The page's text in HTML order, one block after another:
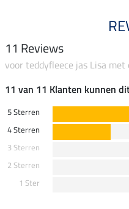
11 Reviews
voor teddyfleece jas Lisa met
11 van 11 Klanten kunnen
5 Sterren
4 Sterren
3 Sterren
2 Sterren
1 Ster